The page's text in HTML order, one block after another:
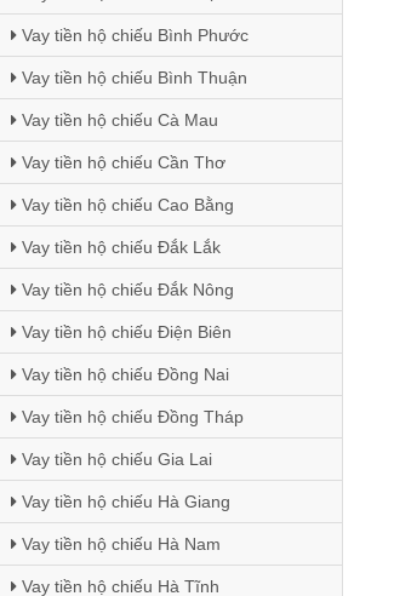
Vay tiền hộ chiếu Bình Phước
Vay tiền hộ chiếu Bình Thuận
Vay tiền hộ chiếu Cà Mau
Vay tiền hộ chiếu Cần Thơ
Vay tiền hộ chiếu Cao Bằng
Vay tiền hộ chiếu Đắk Lắk
Vay tiền hộ chiếu Đắk Nông
Vay tiền hộ chiếu Điện Biên
Vay tiền hộ chiếu Đồng Nai
Vay tiền hộ chiếu Đồng Tháp
Vay tiền hộ chiếu Gia Lai
Vay tiền hộ chiếu Hà Giang
Vay tiền hộ chiếu Hà Nam
Vay tiền hộ chiếu Hà Tĩnh